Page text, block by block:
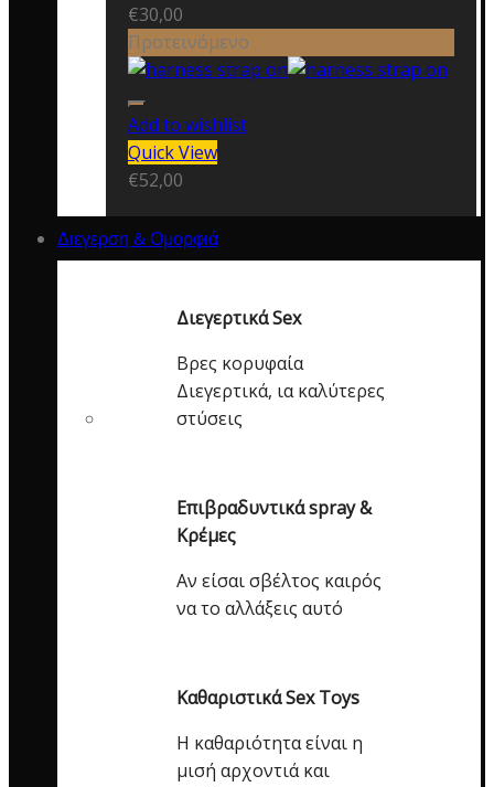
€30,00
Προτεινόμενο
Add to wishlist
Quick View
€52,00
Διεγερση & Ομορφιά
Διεγερτικά Sex
Βρες κορυφαία
Διεγερτικά, ια καλύτερες
στύσεις
Επιβραδυντικά spray &
Κρέμες
Αν είσαι σβέλτος καιρός
να το αλλάξεις αυτό
Καθαριστικά Sex Toys
Η καθαριότητα είναι η
μισή αρχοντιά και